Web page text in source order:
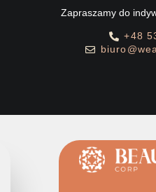
Zapraszamy do
+48